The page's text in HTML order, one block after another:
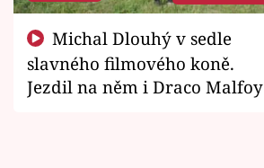
slavného filmového koně.
Jezdil na něm i Draco Malfoy